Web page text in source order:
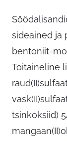
sideained ja
bentoniit-
Toitaineline
tsinkoksiid)